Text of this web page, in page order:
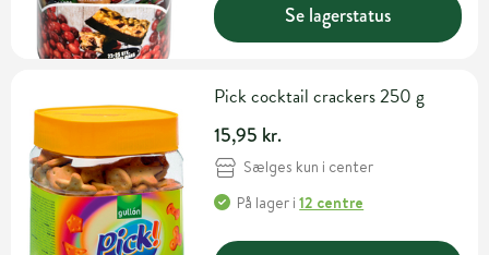
Se lagerstatus
Pick cocktail crackers 250 g
15,95 kr.
Sælges kun i center
På lager i12 centre